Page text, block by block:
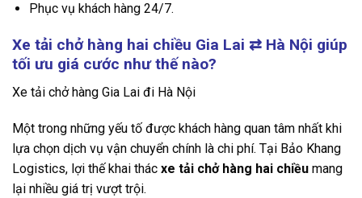
Phục vụ khách hàng 24/7.
Xe tải chở hàng hai chiều Gia Lai ⇄ Hà Nội giúp
tối ưu giá cước như thế nào?
Xe tải chở hàng Gia Lai đi Hà Nội
Một trong những yếu tố được khách hàng quan tâm nhất khi
lựa chọn dịch vụ vận chuyển chính là chi phí. Tại Bảo Khang
Logistics, lợi thế khai thác xe tải chở hàng hai chiều mang
lại nhiều giá trị vượt trội.